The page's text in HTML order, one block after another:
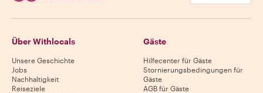
Über Withlocals
Unsere Geschichte
Jobs
Nachhaltigkeit
Reiseziele
Gäste
Hilfecenter für Gäste
Stornierungsbedingungen für
Gäste
AGB für Gäste